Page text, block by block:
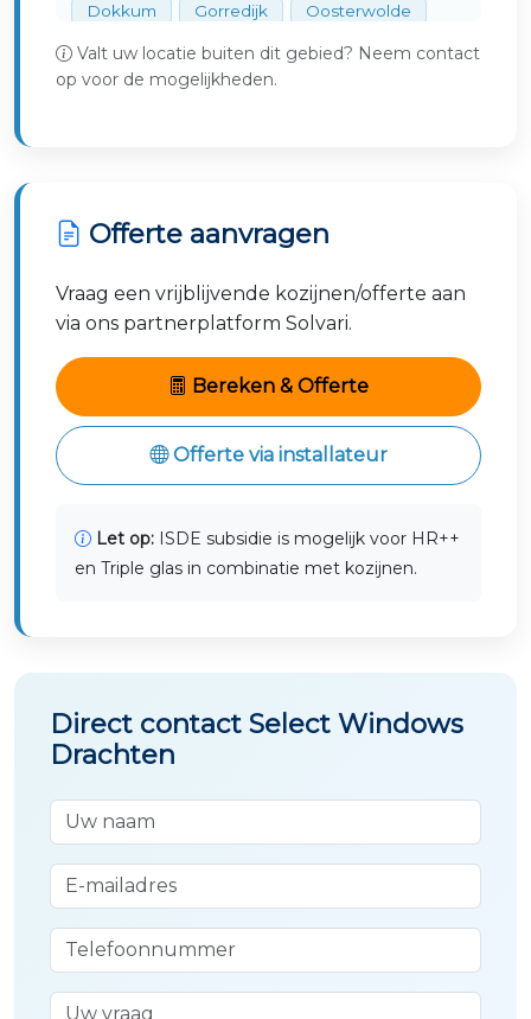
Dokkum Gorredijk Oosterwolde
Burgum Surhuisterveen
Valt uw locatie buiten dit gebied? Neem contact
op voor de mogelijkheden.
Offerte aanvragen
Vraag een vrijblijvende kozijnen/offerte aan
via ons partnerplatform Solvari.
Bereken & Offerte
Offerte via installateur
Let op: ISDE subsidie is mogelijk voor HR++
en Triple glas in combinatie met kozijnen.
Direct contact Select Windows
Drachten
Uw naam
E-mailadres
Telefoonnummer
Uw vraag